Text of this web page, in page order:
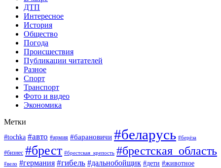
ДТП
Интересное
История
Общество
Погода
Происшествия
Публикации читателей
Разное
Спорт
Транспорт
Фото и видео
Экономика
Метки
#tochka #авто #армия #барановичи #беларусь #берёза
#бизнес #брест #брестская_крепость #брестская_область
#вело #германия #гибель #дальнобойщик #дети #животное